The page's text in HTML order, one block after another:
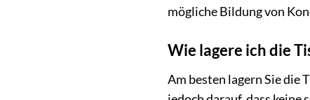
mögliche Bildung von
Wie lagere ich die
Am besten lagern Sie die